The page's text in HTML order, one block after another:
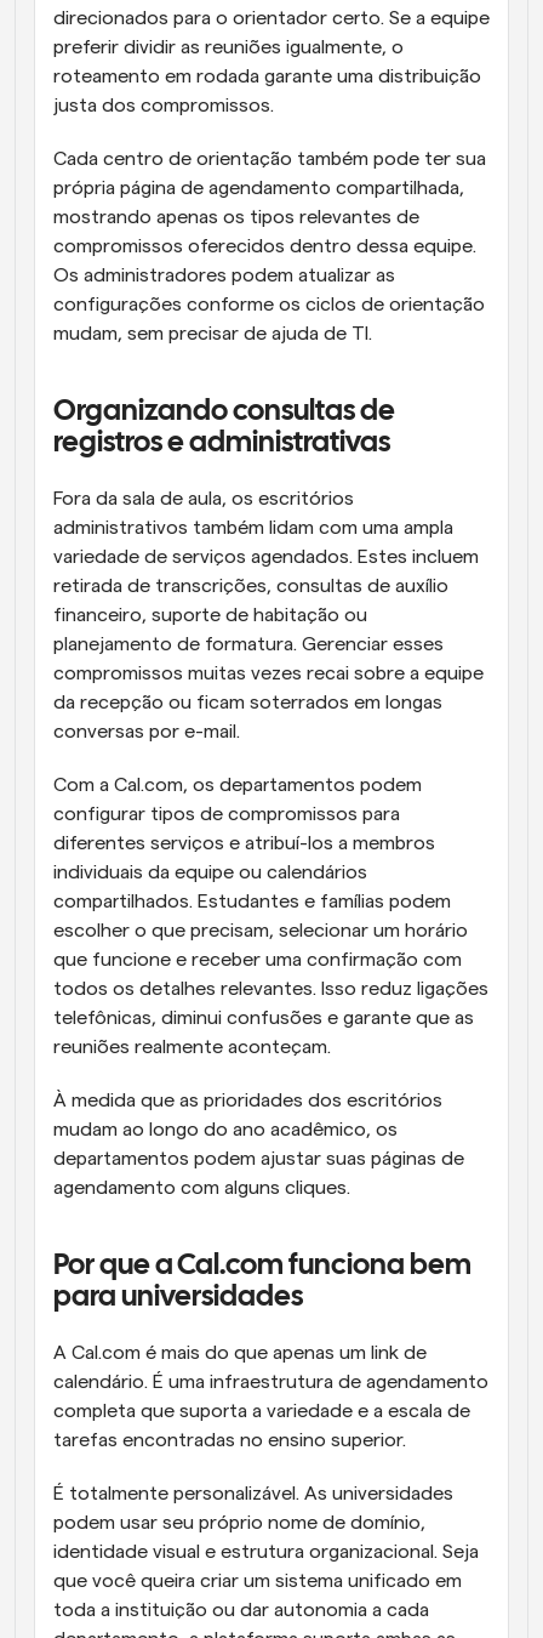
direcionados para o orientador certo. Se a equipe
preferir dividir as reuniões igualmente, o
roteamento em rodada garante uma distribuição
justa dos compromissos.
Cada centro de orientação também pode ter sua
própria página de agendamento compartilhada,
mostrando apenas os tipos relevantes de
compromissos oferecidos dentro dessa equipe.
Os administradores podem atualizar as
configurações conforme os ciclos de orientação
mudam, sem precisar de ajuda de TI.
Organizando consultas de
registros e administrativas
Fora da sala de aula, os escritórios
administrativos também lidam com uma ampla
variedade de serviços agendados. Estes incluem
retirada de transcrições, consultas de auxílio
financeiro, suporte de habitação ou
planejamento de formatura. Gerenciar esses
compromissos muitas vezes recai sobre a equipe
da recepção ou ficam soterrados em longas
conversas por e-mail.
Com a Cal.com, os departamentos podem
configurar tipos de compromissos para
diferentes serviços e atribuí-los a membros
individuais da equipe ou calendários
compartilhados. Estudantes e famílias podem
escolher o que precisam, selecionar um horário
que funcione e receber uma confirmação com
todos os detalhes relevantes. Isso reduz ligações
telefônicas, diminui confusões e garante que as
reuniões realmente aconteçam.
À medida que as prioridades dos escritórios
mudam ao longo do ano acadêmico, os
departamentos podem ajustar suas páginas de
agendamento com alguns cliques.
Por que a Cal.com funciona bem
para universidades
A Cal.com é mais do que apenas um link de
calendário. É uma infraestrutura de agendamento
completa que suporta a variedade e a escala de
tarefas encontradas no ensino superior.
É totalmente personalizável. As universidades
podem usar seu próprio nome de domínio,
identidade visual e estrutura organizacional. Seja
que você queira criar um sistema unificado em
toda a instituição ou dar autonomia a cada